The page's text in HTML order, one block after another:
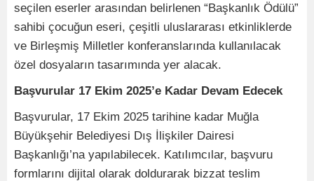
seçilen eserler arasından belirlenen “Başkanlık Ödülü”
sahibi çocuğun eseri, çeşitli uluslararası etkinliklerde
ve Birleşmiş Milletler konferanslarında kullanılacak
özel dosyaların tasarımında yer alacak.
Başvurular 17 Ekim 2025’e Kadar Devam Edecek
Başvurular, 17 Ekim 2025 tarihine kadar Muğla
Büyükşehir Belediyesi Dış İlişkiler Dairesi
Başkanlığı’na yapılabilecek. Katılımcılar, başvuru
formlarını dijital olarak doldurarak bizzat teslim